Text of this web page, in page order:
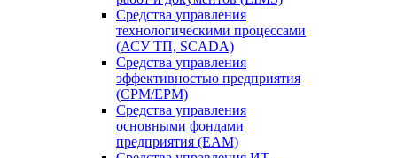
Средства управления
технологическими процессами
(АСУ ТП, SCADA)
Средства управления
эффективностью предприятия
(CPM/EPM)
Средства управления
основными фондами
предприятия (EAM)